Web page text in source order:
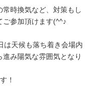
時換気など、対策もし
ご参加頂けます(^^♪
は天候も落ち着き会場内
み陽気な雰囲気となり
！